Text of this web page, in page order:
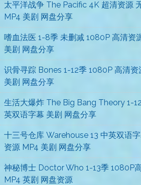
太平洋战争 The Pacific 4K 超清资源
MP4 美剧 网盘分享
嗜血法医 1-8季 未删减 1080P 高清资
美剧 网盘分享
识骨寻踪 Bones 1-12季 1080P 高清
美剧 网盘分享
生活大爆炸 The Big Bang Theory 1-
英双语字幕 美剧 网盘分享
十三号仓库 Warehouse 13 中英双语
资源 MP4 美剧 网盘分享
神秘博士 Doctor Who 1-13季 1080P
MP4 英剧 网盘资源